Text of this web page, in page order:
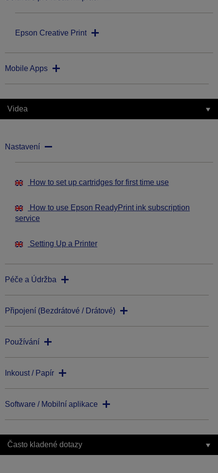
Epson Creative Print
Mobile Apps
Videa
Nastavení
How to set up cartridges for first time use
How to use Epson ReadyPrint ink subscription
service
Setting Up a Printer
Péče a Údržba
Připojení (Bezdrátové / Drátové)
Používání
Inkoust / Papír
Software / Mobilní aplikace
Často kladené dotazy